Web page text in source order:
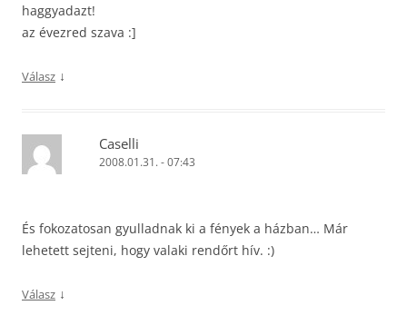
haggyadazt!
az évezred szava :]
Válasz ↓
Caselli
2008.01.31. - 07:43
És fokozatosan gyulladnak ki a fények a házban… Már
lehetett sejteni, hogy valaki rendőrt hív. :)
Válasz ↓